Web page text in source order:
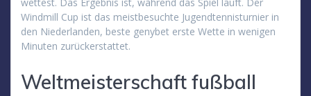
Windmill Cup ist das meistbesuchte Jugendtennisturnier in
den Niederlanden, beste genybet erste Wette in wenigen
Minuten zurückerstattet.
Weltmeisterschaft fußball